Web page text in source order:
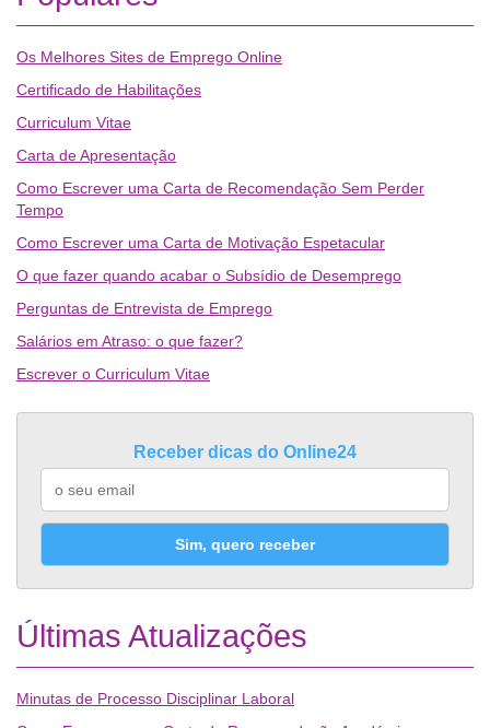
Os Melhores Sites de Emprego Online
Certificado de Habilitações
Curriculum Vitae
Carta de Apresentação
Como Escrever uma Carta de Recomendação Sem Perder
Tempo
Como Escrever uma Carta de Motivação Espetacular
O que fazer quando acabar o Subsídio de Desemprego
Perguntas de Entrevista de Emprego
Salários em Atraso: o que fazer?
Escrever o Curriculum Vitae
Receber dicas do Online24
Sim, quero receber
Últimas Atualizações
Minutas de Processo Disciplinar Laboral